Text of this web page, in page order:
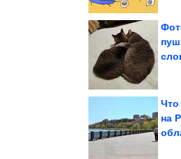
Что
на
Как